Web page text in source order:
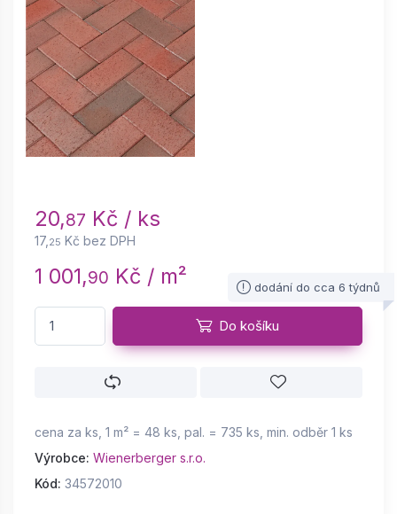
20,87 Kč / ks
17, 25 Kč bez DPH
1 001,90 Kč / m² dodání do cca 6 týdnů
Do košíku
cena za ks, 1 m² = 48 ks, pal. = 735 ks, min. odběr 1 ks
Výrobce: Wienerberger s.r.o.
Kód: 34572010